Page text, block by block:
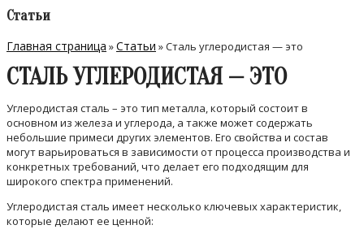
Статьи
Главная страница »Статьи »Сталь углеродистая — это
СТАЛЬ УГЛЕРОДИСТАЯ — ЭТО
Углеродистая сталь – это тип металла, который состоит в
основном из железа и углерода, а также может содержать
небольшие примеси других элементов. Его свойства и состав
могут варьироваться в зависимости от процесса производства и
конкретных требований, что делает его подходящим для
широкого спектра применений.
Углеродистая сталь имеет несколько ключевых характеристик,
которые делают ее ценной: